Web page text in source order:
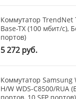
Коммутатор TrendNet
Base-TX (100 мбит/с),
портов)
5 272 руб.
Коммутатор Samsung
H/W WDS-C8500/RUA
портов, 10 SFP портов)